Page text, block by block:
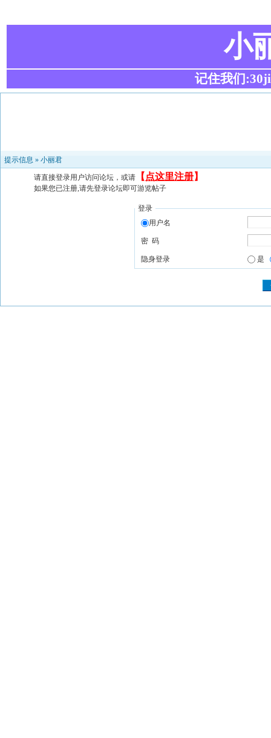
小
记住我们
提示信息 » 小丽君
请直接登录用户访问论坛，或请 【 点这里注册】
如果您已注册,请先登录论坛即可游览帖子
登录
用户名
密 码
隐身登录 是